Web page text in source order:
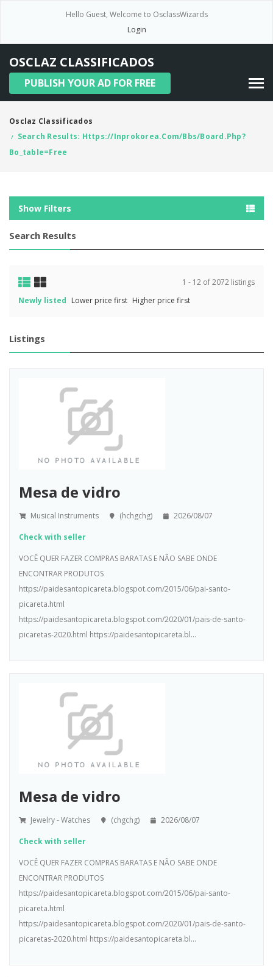
Hello Guest, Welcome to OsclassWizards
Login
OSCLAZ CLASSIFICADOS
PUBLISH YOUR AD FOR FREE
Osclaz Classificados
/
Search Results: Https://inprokorea.com/bbs/board.php?
Bo_table=free
Show Filters
Search Results
1 - 12 of 2072 listings
Newly listed Lower price first Higher price first
Listings
Mesa de vidro
Musical Instruments (hchgchg) 2026/08/07
Check with seller
VOCÊ QUER FAZER COMPRAS BARATAS E NÃO SABE ONDE
ENCONTRAR PRODUTOS
https://paidesantopicareta.blogspot.com/2015/06/pai-santo-
picareta.html
https://paidesantopicareta.blogspot.com/2020/01/pais-de-santo-
picaretas-2020.html https://paidesantopicareta.bl...
Mesa de vidro
Jewelry - Watches (chgchg) 2026/08/07
Check with seller
VOCÊ QUER FAZER COMPRAS BARATAS E NÃO SABE ONDE
ENCONTRAR PRODUTOS
https://paidesantopicareta.blogspot.com/2015/06/pai-santo-
picareta.html
https://paidesantopicareta.blogspot.com/2020/01/pais-de-santo-
picaretas-2020.html https://paidesantopicareta.bl...